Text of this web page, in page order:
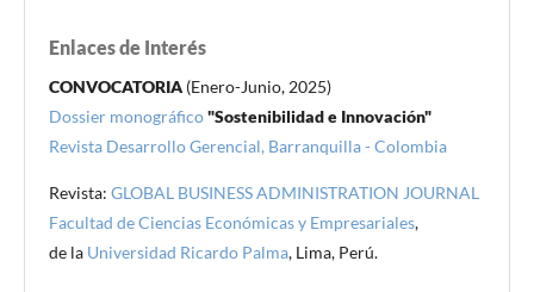
Enlaces de Interés
CONVOCATORIA (Enero-Junio, 2025)
Dossier monográfico"Sostenibilidad e Innovación"
Revista Desarrollo Gerencial, Barranquilla - Colombia
Revista: GLOBAL BUSINESS ADMINISTRATION JOURNAL
Facultad de Ciencias Económicas y Empresariales,
de la Universidad Ricardo Palma, Lima, Perú.